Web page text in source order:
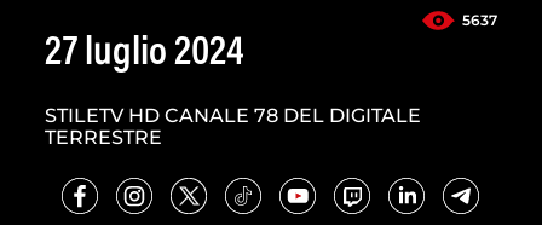
5637
27 luglio 2024
STILETV HD CANALE 78 DEL DIGITALE
TERRESTRE